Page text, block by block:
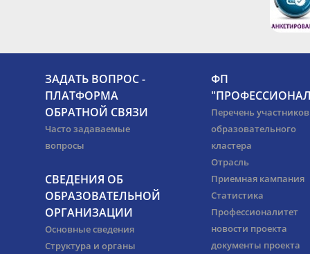
ЗАДАТЬ ВОПРОС -
ПЛАТФОРМА
ОБРАТНОЙ СВЯЗИ
Часто задаваемые
вопросы
СВЕДЕНИЯ ОБ
ОБРАЗОВАТЕЛЬНОЙ
ОРГАНИЗАЦИИ
Основные сведения
Структура и органы
ФП
Перечень участников
образовательного
кластера
Отрасль
Приемная кампания
Статистика
Профессионалитет
новости проекта
документы проекта